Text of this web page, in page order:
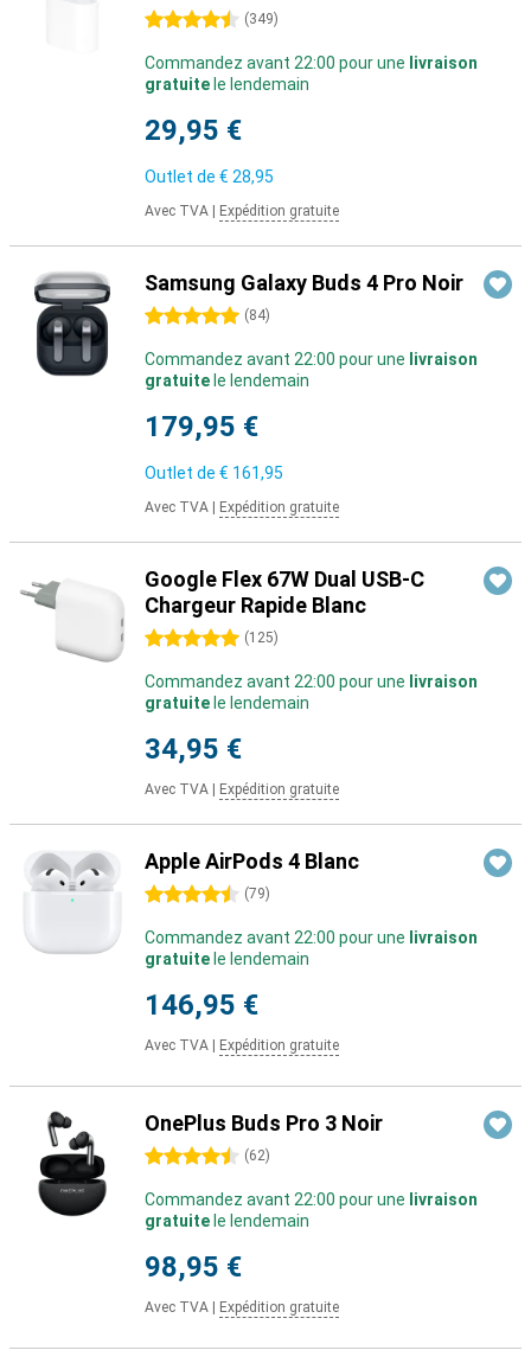
4.5 étoiles (349)
Commandez avant 22:00 pour une livraison
gratuite le lendemain
29,95 €
Outlet de € 28,95
Avec TVA Expédition gratuite
Samsung Galaxy Buds 4 Pro Noir
5 étoiles (84)
Commandez avant 22:00 pour une livraison
gratuite le lendemain
179,95 €
Outlet de € 161,95
Avec TVA Expédition gratuite
Google Flex 67W Dual USB-C
Chargeur Rapide Blanc
5 étoiles (125)
Commandez avant 22:00 pour une livraison
gratuite le lendemain
34,95 €
Avec TVA Expédition gratuite
Apple AirPods 4 Blanc
4.5 étoiles (79)
Commandez avant 22:00 pour une livraison
gratuite le lendemain
146,95 €
Avec TVA Expédition gratuite
OnePlus Buds Pro 3 Noir
4.5 étoiles (62)
Commandez avant 22:00 pour une livraison
gratuite le lendemain
98,95 €
Avec TVA Expédition gratuite